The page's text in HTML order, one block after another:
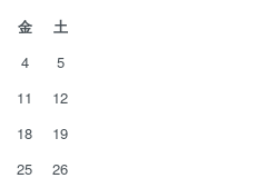
金
土
4
5
11
12
18
19
25
26